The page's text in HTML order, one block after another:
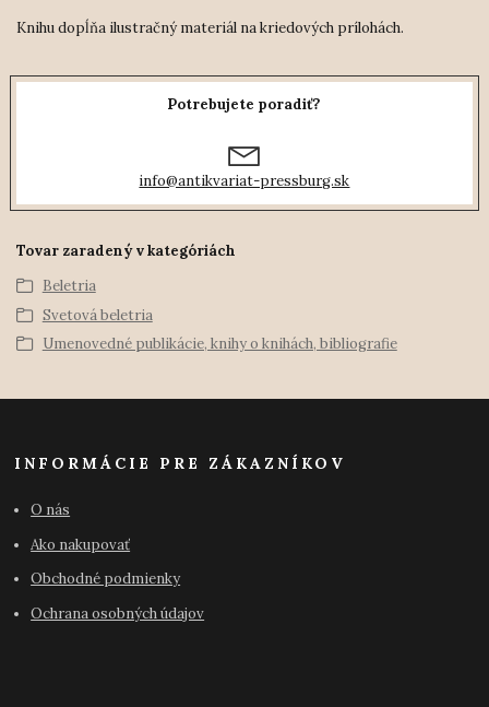
Knihu dopĺňa ilustračný materiál na kriedových prílohách.
Potrebujete poradiť?
info@antikvariat-pressburg.sk
Tovar zaradený v kategóriách
Beletria
Svetová beletria
Umenovedné publikácie, knihy o knihách, bibliografie
INFORMÁCIE PRE ZÁKAZNÍKOV
O nás
Ako nakupovať
Obchodné podmienky
Ochrana osobných údajov